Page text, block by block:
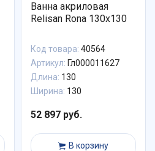
Ванна акриловая
Relisan Rona 130x130
Код товара: 40564
Артикул: Гл000011627
Длина: 130
Ширина: 130
52 897 руб.
В корзину